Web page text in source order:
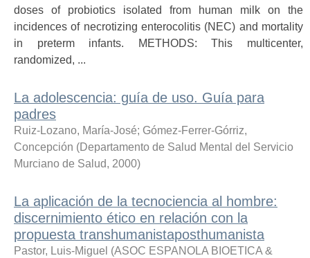
doses of probiotics isolated from human milk on the
incidences of necrotizing enterocolitis (NEC) and mortality
in preterm infants. METHODS: This multicenter,
randomized, ...
La adolescencia: guía de uso. Guía para
padres
Ruiz-Lozano, María-José; Gómez-Ferrer-Górriz,
Concepción (Departamento de Salud Mental del Servicio
Murciano de Salud, 2000)
La aplicación de la tecnociencia al hombre:
discernimiento ético en relación con la
propuesta transhumanistaposthumanista
Pastor, Luis-Miguel (ASOC ESPANOLA BIOETICA &